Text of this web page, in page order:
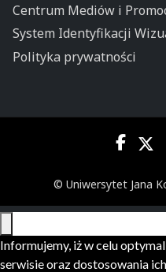
Centrum Mediów i
System Identyfikacji
Polityka prywatności
© Uniwersytet Jana
Informujemy, iż w celu
serwisie oraz dostosowania